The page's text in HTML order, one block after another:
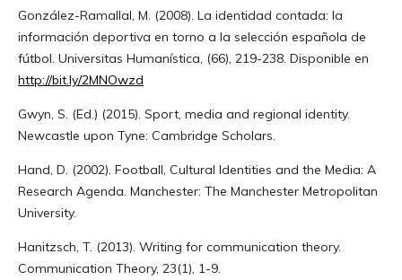
González-Ramallal, M. (2008). La identidad contada: la
información deportiva en torno a la selección española de
fútbol. Universitas Humanística, (66), 219-238. Disponible en
http://bit.ly/2MNOwzd
Gwyn, S. (Ed.) (2015). Sport, media and regional identity.
Newcastle upon Tyne: Cambridge Scholars.
Hand, D. (2002). Football, Cultural Identities and the Media: A
Research Agenda. Manchester: The Manchester Metropolitan
University.
Hanitzsch, T. (2013). Writing for communication theory.
Communication Theory, 23(1), 1-9.